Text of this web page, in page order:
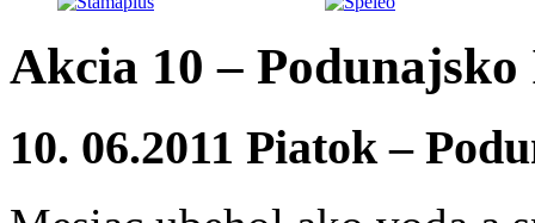
Akcia 10 –
10. 06.2011 Piatok –